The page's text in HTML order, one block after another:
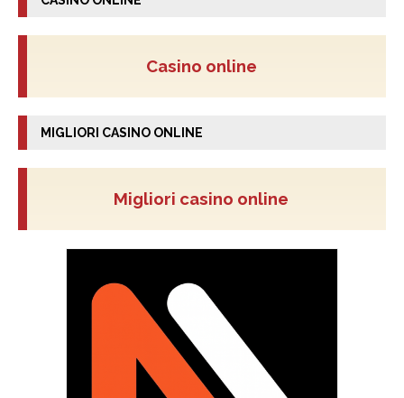
Casino online
MIGLIORI CASINO ONLINE
Migliori casino online